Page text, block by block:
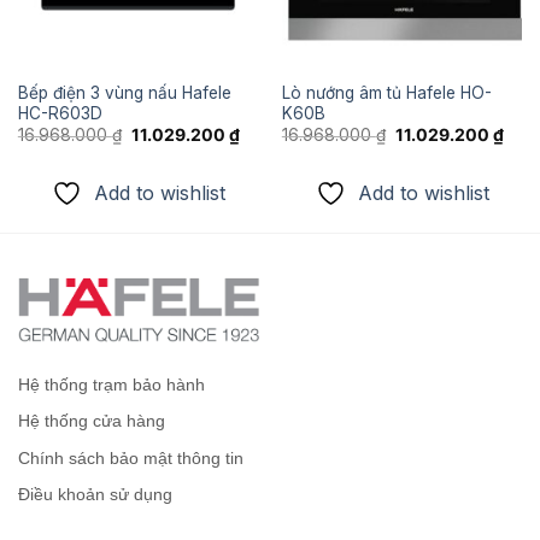
Bếp điện 3 vùng nấu Hafele
HC-R603D
16.968.000₫ Giá
16.968.000 ₫.
11.029.200 ₫Giá
hiện
11.029.200 ₫.
Add to wishlist
Lò nướng âm tủ Hafele HO-
K60B
16.968.000₫ Giá
16.968.000 ₫.
11.029.200 ₫Giá
hiện
Add to wishlist
₫.
Hệ thống trạm bảo hành
Hệ thống cửa hàng
Chính sách bảo mật thông tin
Điều khoản sử dụng